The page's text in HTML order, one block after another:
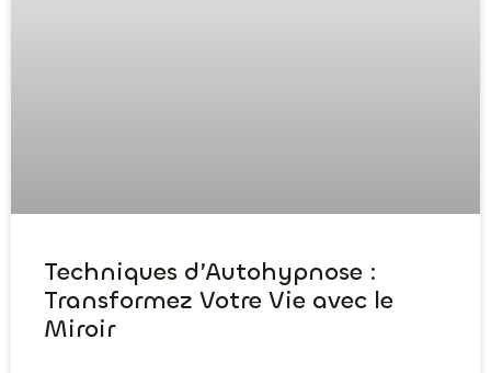
Techniques d’Autohypnose :
Transformez Votre Vie avec le
Miroir